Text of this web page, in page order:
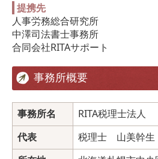
提携先
人事労務総合研究所
中澤司法書士事務所
合同会社RITAサポート
事務所概要
事務所名
RITA税理士法人
代表
税理士 山美幹生